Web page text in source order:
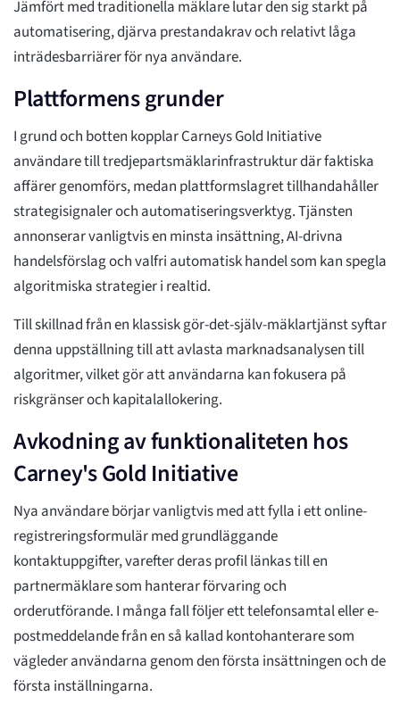
Jämfört med traditionella mäklare lutar den sig starkt på
automatisering, djärva prestandakrav och relativt låga
inträdesbarriärer för nya användare.
Plattformens grunder
I grund och botten kopplar Carneys Gold Initiative
användare till tredjepartsmäklarinfrastruktur där faktiska
affärer genomförs, medan plattformslagret tillhandahåller
strategisignaler och automatiseringsverktyg. Tjänsten
annonserar vanligtvis en minsta insättning, AI-drivna
handelsförslag och valfri automatisk handel som kan spegla
algoritmiska strategier i realtid.
Till skillnad från en klassisk gör-det-själv-mäklartjänst syftar
denna uppställning till att avlasta marknadsanalysen till
algoritmer, vilket gör att användarna kan fokusera på
riskgränser och kapitalallokering.
Avkodning av funktionaliteten hos
Carney's Gold Initiative
Nya användare börjar vanligtvis med att fylla i ett online-
registreringsformulär med grundläggande
kontaktuppgifter, varefter deras profil länkas till en
partnermäklare som hanterar förvaring och
orderutförande. I många fall följer ett telefonsamtal eller e-
postmeddelande från en så kallad kontohanterare som
vägleder användarna genom den första insättningen och de
första inställningarna.